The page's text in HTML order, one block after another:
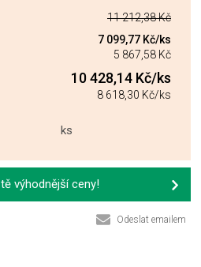
11 212,38 Kč
7 099,77 Kč/ks
5 867,58 Kč
10 428,14 Kč/ks
8 618,30 Kč/ks
ks
výhodnější ceny!
Odeslat emailem